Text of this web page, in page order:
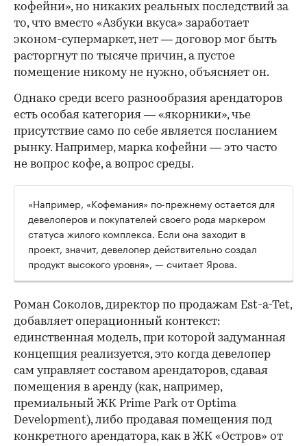
кофейни», но никаких реальных последствий за
то, что вместо «Азбуки вкуса» заработает
эконом-супермаркет, нет — договор мог быть
расторгнут по тысяче причин, а пустое
помещение никому не нужно, объясняет он.
Однако среди всего разнообразия арендаторов
есть особая категория — «якорники», чье
присутствие само по себе является посланием
рынку. Например, марка кофейни — это часто
не вопрос кофе, а вопрос среды.
«Например, «Кофемания» по-прежнему остается для
девелоперов и покупателей своего рода маркером
статуса жилого комплекса. Если она заходит в
проект, значит, девелопер действительно создал
продукт высокого уровня», — считает Ярова.
Роман Соколов, директор по продажам Est-a-Tet,
добавляет операционный контекст:
единственная модель, при которой задуманная
концепция реализуется, это когда девелопер
сам управляет составом арендаторов, сдавая
помещения в аренду (как, например,
премиальный ЖК Prime Park от Optima
Development), либо продавая помещения под
конкретного арендатора, как в ЖК «Остров» от